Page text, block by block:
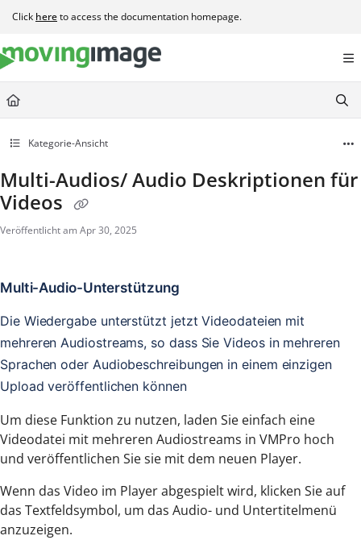
Documentation Index
Use this file to discover all available pages before exploring further.
Click hereto access the documentation homepage.
Kategorie-Ansicht
Multi-Audios/ Audio Deskriptionen für
Videos
Veröffentlicht am Apr 30, 2025
Multi-Audio-Unterstützung
Die Wiedergabe unterstützt jetzt Videodateien mit
mehreren Audiostreams, so dass Sie Videos in mehreren
Sprachen oder Audiobeschreibungen in einem einzigen
Upload veröffentlichen können
Um diese Funktion zu nutzen, laden Sie einfach eine
Videodatei mit mehreren Audiostreams in VMPro hoch
und veröffentlichen Sie sie mit dem neuen Player.
Wenn das Video im Player abgespielt wird, klicken Sie auf
das Textfeldsymbol, um das Audio- und Untertitelmenü
anzuzeigen.